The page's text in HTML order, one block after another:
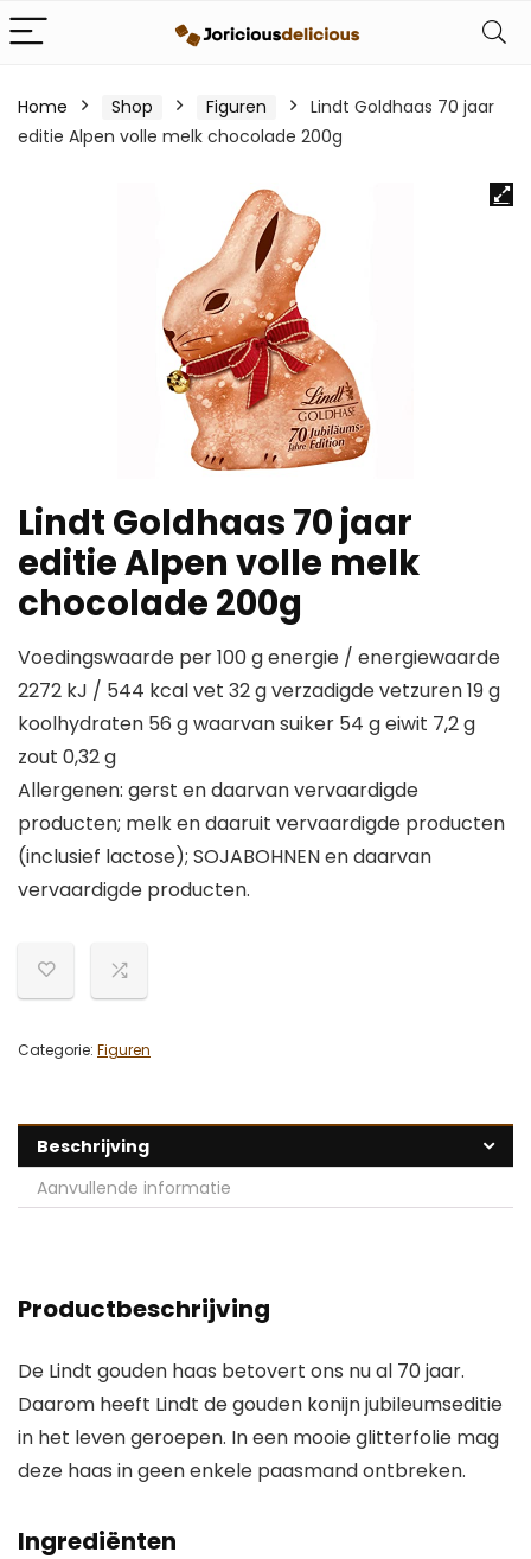
Home Shop Figuren
Lindt Goldhaas 70 jaar
editie Alpen volle melk chocolade 200g
Lindt Goldhaas 70 jaar
editie Alpen volle melk
chocolade 200g
Voedingswaarde per 100 g energie / energiewaarde
2272 kJ / 544 kcal vet 32 g verzadigde vetzuren 19 g
koolhydraten 56 g waarvan suiker 54 g eiwit 7,2 g
zout 0,32 g
Allergenen: gerst en daarvan vervaardigde
producten; melk en daaruit vervaardigde producten
(inclusief lactose); SOJABOHNEN en daarvan
vervaardigde producten.
Categorie: Figuren
Beschrijving
Aanvullende informatie
Productbeschrijving
De Lindt gouden haas betovert ons nu al 70 jaar.
Daarom heeft Lindt de gouden konijn jubileumseditie
in het leven geroepen. In een mooie glitterfolie mag
deze haas in geen enkele paasmand ontbreken.
Ingrediënten